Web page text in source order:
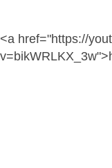
<a href="https://